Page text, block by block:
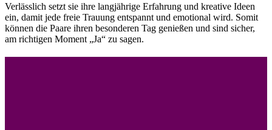
Verlässlich setzt sie ihre langjährige Erfahrung und kreative Ideen
ein, damit jede freie Trauung entspannt und emotional wird. Somit
können die Paare ihren besonderen Tag genießen und sind sicher,
am richtigen Moment „Ja“ zu sagen.